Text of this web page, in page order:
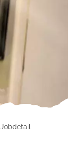
Jobdetail